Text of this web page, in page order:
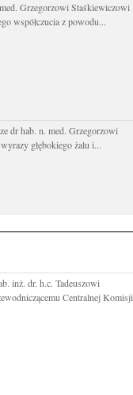
Grzegorzowi Staśkiewiczowi
współczucia z powodu...
dr hab. n. med. Grzegorzowi
głębokiego żalu i...
inż. dr. h.c. Tadeuszowi
Centralnej Komisji